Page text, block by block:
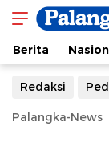
Berita
Redaksi
Palangka-News